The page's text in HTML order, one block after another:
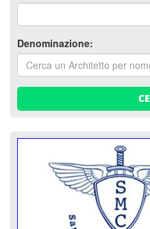
Denominazione: